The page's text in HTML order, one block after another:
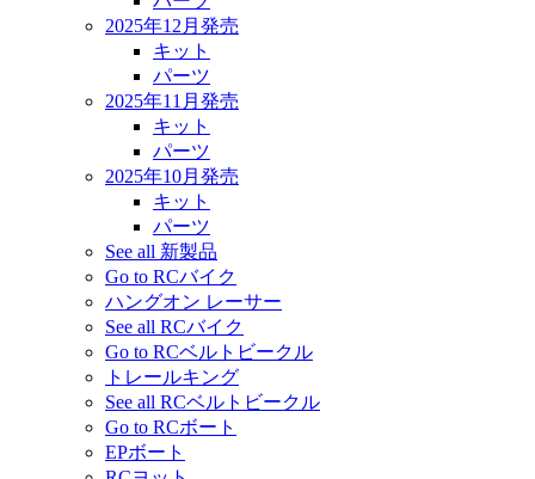
2025年12月発売
キット
パーツ
2025年11月発売
キット
パーツ
2025年10月発売
キット
パーツ
See all 新製品
Go to RCバイク
ハングオン レーサー
See all RCバイク
Go to RCベルトビークル
トレールキング
See all RCベルトビークル
Go to RCボート
EPボート